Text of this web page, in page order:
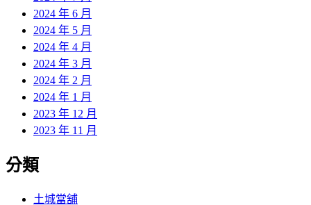
2024 年 6 月
2024 年 5 月
2024 年 4 月
2024 年 3 月
2024 年 2 月
2024 年 1 月
2023 年 12 月
2023 年 11 月
分類
土城當舖